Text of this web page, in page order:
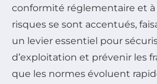
conformité réglementaire et à
risques se sont accentués,
un levier essentiel pour
d’exploitation et prévenir les
que les normes évoluent